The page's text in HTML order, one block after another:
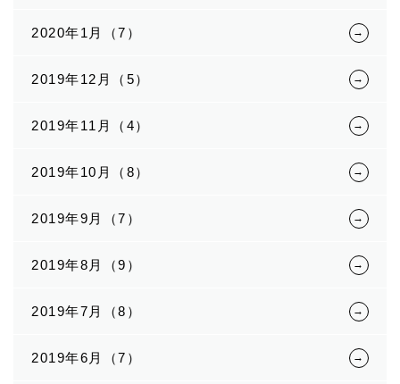
2020年1月（7）
2019年12月（5）
2019年11月（4）
2019年10月（8）
2019年9月（7）
2019年8月（9）
2019年7月（8）
2019年6月（7）